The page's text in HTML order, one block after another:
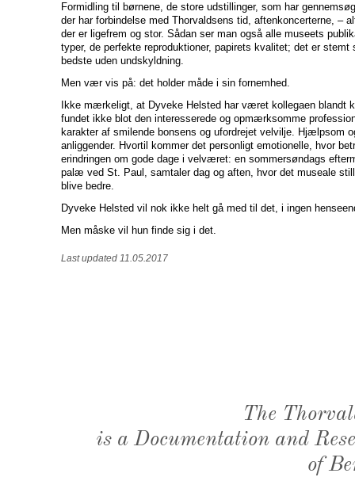
Formidling til børnene, de store udstillinger, som har
der har forbindelse med Thorvaldsens tid, aftenkoncerterne, –
der er ligefrem og stor. Sådan ser man også alle museets
typer, de perfekte reproduktioner, papirets kvalitet; det er stemt
bedste uden undskyldning.
Men vær vis på: det holder måde i sin fornemhed.
Ikke mærkeligt, at Dyveke Helsted har været kollegaen blandt
fundet ikke blot den interesserede og opmærksomme
karakter af smilende bonsens og ufordrejet velvilje. Hjælpsom
anliggender. Hvortil kommer det personligt emotionelle, hvor
erindringen om gode dage i velværet: en sommersøndags
palæ ved St. Paul, samtaler dag og aften, hvor det museale
blive bedre.
Dyveke Helsted vil nok ikke helt gå med til det, i ingen
Men måske vil hun finde sig i det.
Last updated 11.05.2017
The
is a Documentation and
of